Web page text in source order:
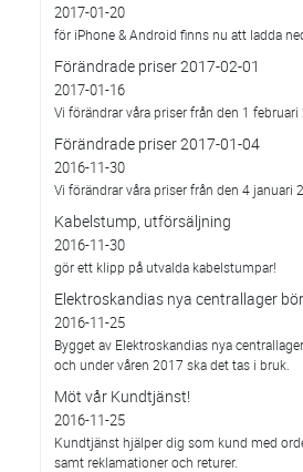
2017-01-20
för iPhone & Android finns nu att ladda
Förändrade priser 2017-02-01
2017-01-16
Vi förändrar våra priser från den 1 februari
Förändrade priser 2017-01-04
2016-11-30
Vi förändrar våra priser från den 4 januari
Kabelstump, utförsäljning
2016-11-30
gör ett klipp på utvalda kabelstumpar!
Elektroskandias nya centrallager
2016-11-25
Bygget av Elektroskandias nya
och under våren 2017 ska det tas i bruk.
Möt vår Kundtjänst!
2016-11-25
Kundtjänst hjälper dig som kund med
samt reklamationer och returer.